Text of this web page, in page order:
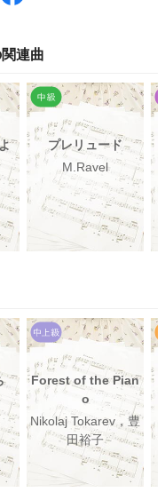
関連曲
プレリュード
M.Ravel
Forest of the Pian
o
Nikolaj Tokarev，豊
田裕子